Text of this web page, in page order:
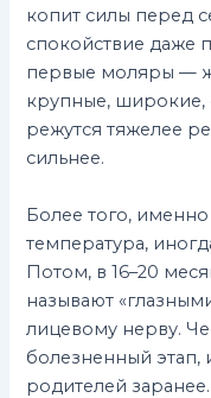
копит силы перед
спокойствие даже
первые моляры —
крупные, широкие,
режутся тяжелее
сильнее.
Более того,
температура,
Потом, в 16–20
называют
лицевому нерву.
болезненный
родителей заранее.